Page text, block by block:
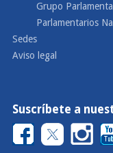
Grupo
Parlamentarios
Sedes
Aviso legal
Suscríbete a